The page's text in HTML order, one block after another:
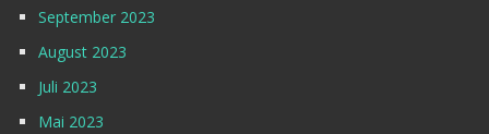
September 2023
August 2023
Juli 2023
Mai 2023